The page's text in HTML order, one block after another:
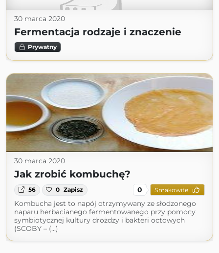
30 marca 2020
Fermentacja rodzaje i znaczenie
Prywatny
30 marca 2020
Jak zrobić kombuchę?
56 0 Zapisz 0 Smakowite
Kombucha jest to napój otrzymywany ze słodzonego
naparu herbacianego fermentowanego przy pomocy
symbiotycznej kultury drożdzy i bakteri octowych
(SCOBY – (...)